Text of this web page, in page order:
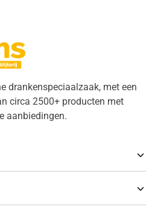
drankenspeciaalzaak, met een
circa 2500+ producten met
aanbiedingen.